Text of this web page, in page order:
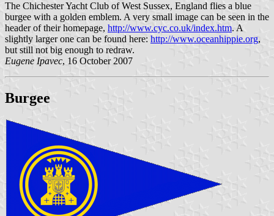
The Chichester Yacht Club of West Sussex, England flies a blue
burgee with a golden emblem. A very small image can be seen in the
header of their homepage, http://www.cyc.co.uk/index.htm. A
slightly larger one can be found here: http://www.oceanhippie.org,
but still not big enough to redraw.
Eugene Ipavec, 16 October 2007
Burgee